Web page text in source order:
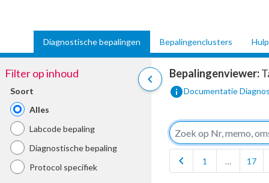
Diagnostische bepalingen Bepalingenclusters
chevron_left
Filter op inhoud
Soort
Alles
Labcode bepaling
Diagnostische bepaling
Protocol specifiek
Bepalingenviewer:
infoDocumentatie
chevron_left 1 … 17